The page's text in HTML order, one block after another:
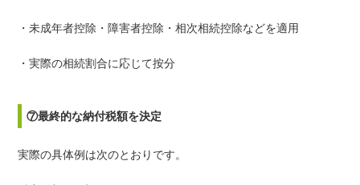
・未成年者控除・障害者控除・相次相続控除などを適用
・実際の相続割合に応じて按分
⑦最終的な納付税額を決定
実際の具体例は次のとおりです。